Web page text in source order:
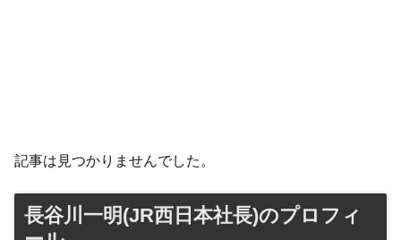
記事は見つかりませんでした。
長谷川一明(JR西日本社長)のプロフィ